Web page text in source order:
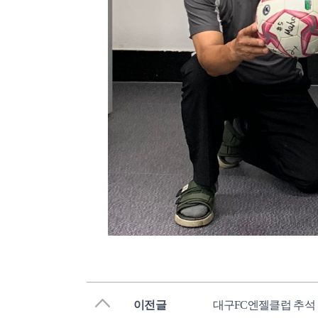
이전글 대구FC엔젤클럽 추석